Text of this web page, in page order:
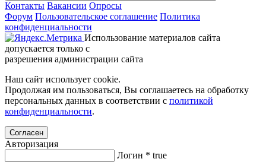
Контакты Вакансии Опросы
Форум Пользовательское соглашение Политика
конфиденциальности
Использование материалов сайта
допускается только с
разрешения администрации сайта
Наш сайт использует cookie.
Продолжая им пользоваться, Вы соглашаетесь на обработку
персональных данных в соответствии с политикой
конфиденциальности.
Согласен
Авторизация
Логин * true